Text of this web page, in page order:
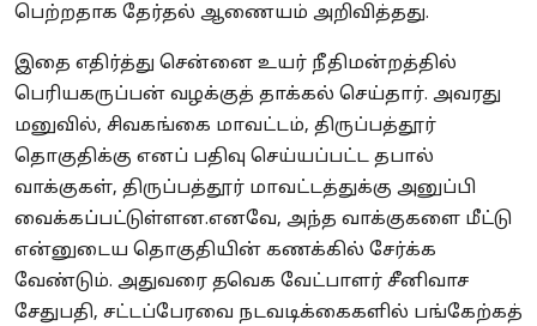
பெற்றதாக தேர்தல் ஆணையம் அறிவித்தது.
இதை எதிர்த்து சென்னை உயர் நீதிமன்றத்தில்
பெரியகருப்பன் வழக்குத் தாக்கல் செய்தார். அவரது
மனுவில், சிவகங்கை மாவட்டம், திருப்பத்தூர்
தொகுதிக்கு எனப் பதிவு செய்யப்பட்ட தபால்
வாக்குகள், திருப்பத்தூர் மாவட்டத்துக்கு அனுப்பி
வைக்கப்பட்டுள்ளன.எனவே, அந்த வாக்குகளை மீட்டு
என்னுடைய தொகுதியின் கணக்கில் சேர்க்க
வேண்டும். அதுவரை தவெக வேட்பாளர் சீனிவாச
சேதுபதி, சட்டப்பேரவை நடவடிக்கைகளில் பங்கேற்கத்